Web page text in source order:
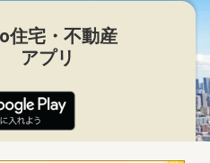
住宅・不動産
アプリ